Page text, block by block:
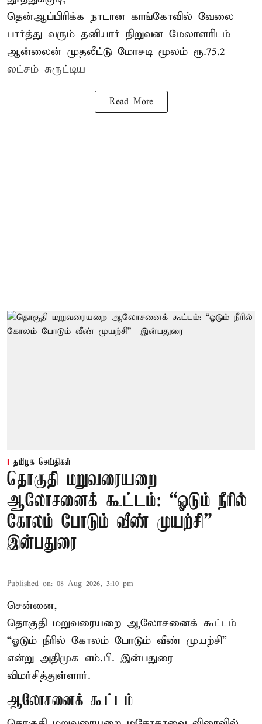
தென்ஆப்பிரிக்க நாடான காங்கோவில் வேலை
பார்த்து வரும் தனியார் நிறுவன மேலாளரிடம்
ஆன்லைன் முதலீட்டு மோசடி மூலம் ரூ.75.2
லட்சம் சுருட்டிய
Read More
தமிழக செய்திகள்
தொகுதி மறுவரையறை
ஆலோசனைக் கூட்டம்: “ஓடும் நீரில்
கோலம் போடும் வீண் முயற்சி” –
இன்பதுரை
Published on: 08 Aug 2026, 3:10 pm
சென்னை,
தொகுதி மறுவரையறை ஆலோசனைக் கூட்டம்
“ஓடும் நீரில் கோலம் போடும் வீண் முயற்சி”
என்று அதிமுக எம்.பி. இன்பதுரை
விமர்சித்துள்ளார்.
ஆலோசனைக் கூட்டம்